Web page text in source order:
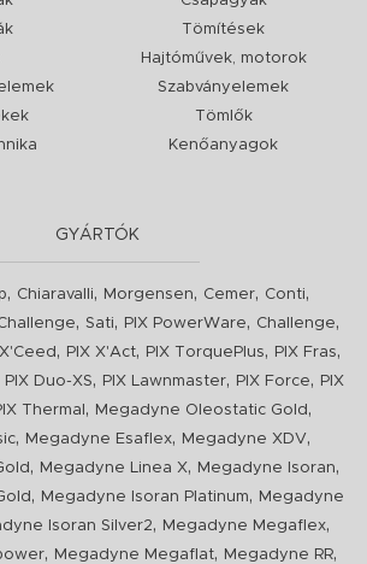
Tömítések
Hajtóművek, motorok
Szabványelemek
Tömlők
Kenőanyagok
GYÁRTÓK
, Chiaravalli, Morgensen, Cemer, Conti,
, Sati, PIX PowerWare, Challenge,
, PIX X'Act, PIX TorquePlus, PIX Fras,
PIX Duo-XS, PIX Lawnmaster, PIX Force,
PIX
Thermal , Megadyne Oleostatic Gold ,
, Megadyne Esaflex, Megadyne XDV,
, Megadyne Linea X, Megadyne Isoran,
, Megadyne Isoran Platinum,
Megadyne
Isoran Silver2, Megadyne Megaflex,
, Megadyne Megaflat, Megadyne RR,